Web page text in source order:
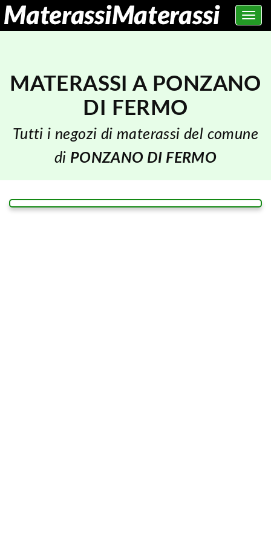
Toggle
MATERASSI A PONZANO
DI FERMO
Tutti i negozi di materassi del comune
di PONZANO DI FERMO